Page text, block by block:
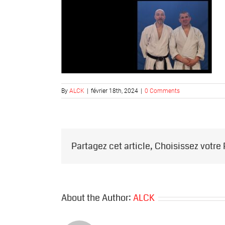
By ALCK février 18th, 2024 0 Comments
Partagez cet article, Choisissez votre
About the Author:ALCK